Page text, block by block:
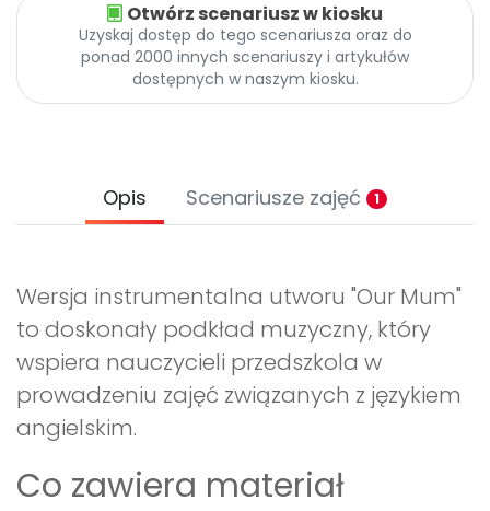
Otwórz scenariusz w kiosku
Uzyskaj dostęp do tego scenariusza oraz do
ponad 2000 innych scenariuszy i artykułów
dostępnych w naszym kiosku.
Opis Scenariusze zajęć 1
Wersja instrumentalna utworu "Our Mum"
to doskonały podkład muzyczny, który
wspiera nauczycieli przedszkola w
prowadzeniu zajęć związanych z językiem
angielskim.
Co zawiera materiał